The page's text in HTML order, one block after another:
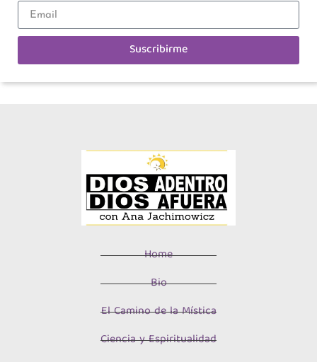
Suscribirme
Home
Bio
El Camino de la Mística
Ciencia y Espiritualidad